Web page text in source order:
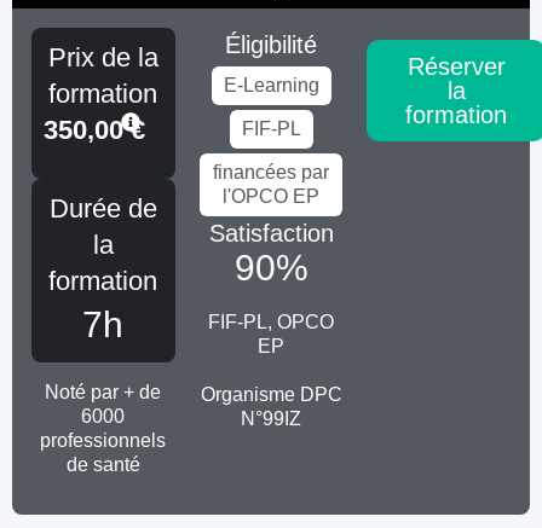
Prix de la
formation
350,00€
Durée de
la
formation
7h
Noté par + de
6000
professionnels
de santé
Éligibilité
E-Learning
FIF-PL
financées par
l'OPCO EP
Satisfaction
90%
FIF-PL, OPCO
EP
Organisme DPC
N°99IZ
Réserver
la
formation